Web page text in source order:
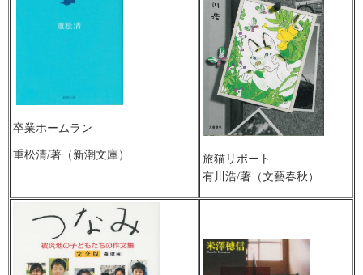
卒業ホームラン
重松清/著（新潮文庫）
旅猫リポート
有川浩/著（文藝春秋）